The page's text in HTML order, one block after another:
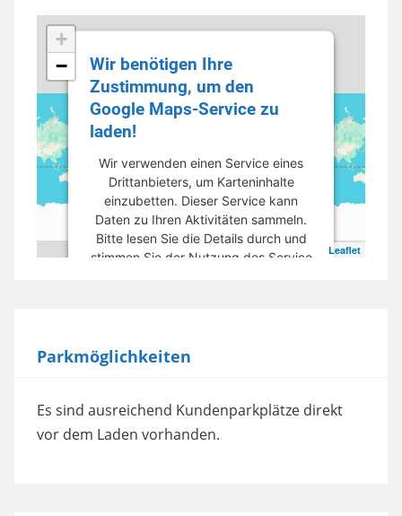
+
−
Leaflet
Wir benötigen Ihre
Zustimmung, um den
Google Maps-Service zu
laden!
Wir verwenden einen Service eines
Drittanbieters, um Karteninhalte
einzubetten. Dieser Service kann
Daten zu Ihren Aktivitäten sammeln.
Bitte lesen Sie die Details durch und
stimmen Sie der Nutzung des Service
powered byUsercentrics Consent
Management Platform
Parkmöglichkeiten
Es sind ausreichend Kundenparkplätze direkt
vor dem Laden vorhanden.